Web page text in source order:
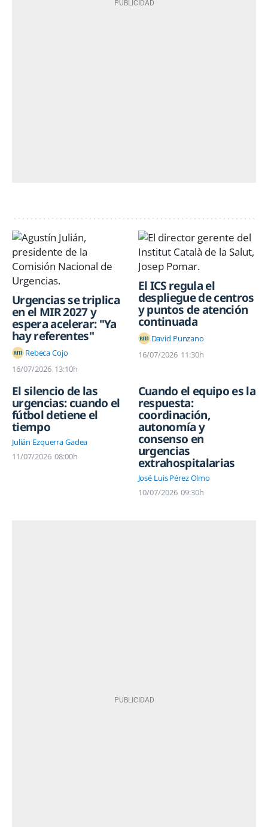
Urgencias se triplica
en el MIR 2027 y
espera acelerar: "Ya
hay referentes"
Rebeca Cojo
16/07/2026 13:10h
El ICS regula el
despliegue de centros
y puntos de atención
continuada
David Punzano
16/07/2026 11:30h
El silencio de las
urgencias: cuando el
fútbol detiene el
tiempo
Julián Ezquerra Gadea
11/07/2026 08:00h
Cuando el equipo es la
respuesta:
coordinación,
autonomía y
consenso en
urgencias
extrahospitalarias
José Luis Pérez Olmo
10/07/2026 09:30h